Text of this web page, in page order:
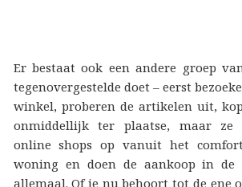
Er bestaat ook een andere groep
tegenovergestelde doet – eerst
winkel, proberen de artikelen uit,
onmiddellijk ter plaatse, maar ze
online shops op vanuit het
woning en doen de aankoop in de
allemaal. Of je nu behoort tot de ene